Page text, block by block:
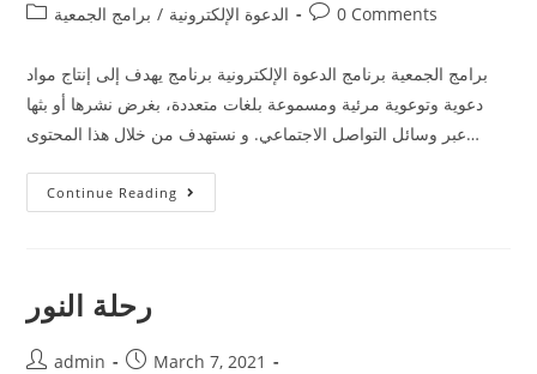
الدعوة الإلكترونية / برامج الجمعية 0 Comments
برامج الجمعية برنامج الدعوة الإلكترونية برنامج يهدف إلى إنتاج مواد
دعوية وتوعوية مرئية ومسموعة بلغات متعددة، بغرض نشرها أو بثها
عبر وسائل التواصل الاجتماعي. و نستهدف من خلال هذا المحتوى…
Continue Reading
رحلة النور
admin
March 7, 2021